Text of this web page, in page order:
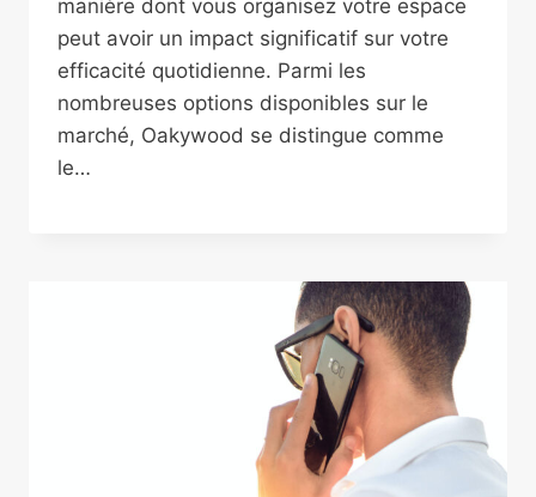
manière dont vous organisez votre espace
peut avoir un impact significatif sur votre
efficacité quotidienne. Parmi les
nombreuses options disponibles sur le
marché, Oakywood se distingue comme
le…